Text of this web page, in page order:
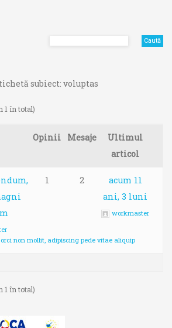
subiect: voluptas
1 în total)
Opinii Mesaje
Ultimul
articol
non mollit, adipiscing pede vitae aliquip
1 2
acum 11
ani, 3 luni
workmaster
1 în total)